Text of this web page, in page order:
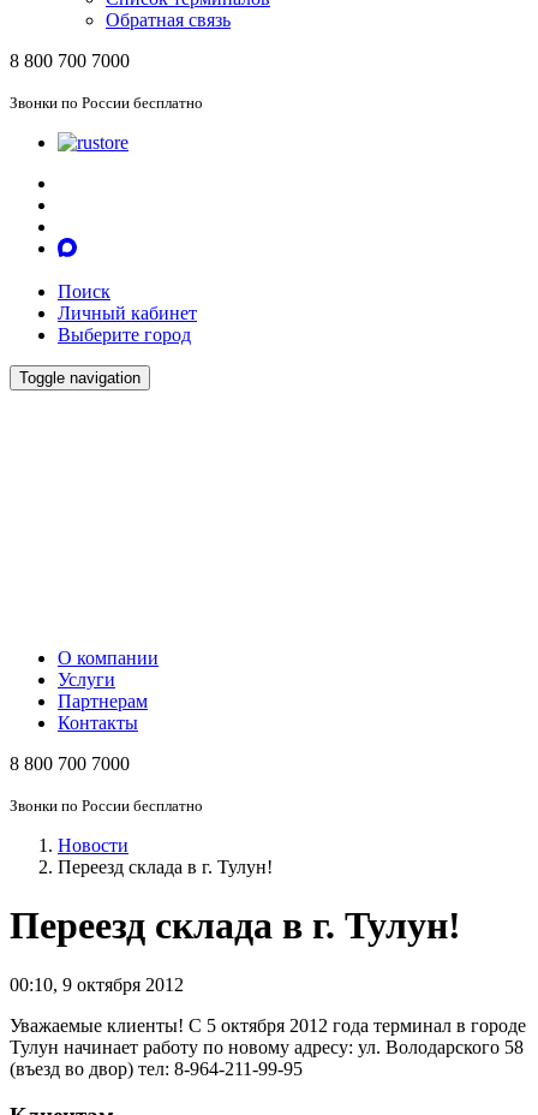
Обратная связь
8 800 700 7000
Звонки по России бесплатно
Поиск
Личный кабинет
Выберите город
Toggle navigation
О компании
Услуги
Партнерам
Контакты
8 800 700 7000
Звонки по России бесплатно
Новости
Переезд склада в г. Тулун!
Переезд склада в г. Тулун!
00:10, 9 октября 2012
Уважаемые клиенты! С 5 октября 2012 года терминал в городе
Тулун начинает работу по новому адресу: ул. Володарского 58
(въезд во двор) тел: 8-964-211-99-95